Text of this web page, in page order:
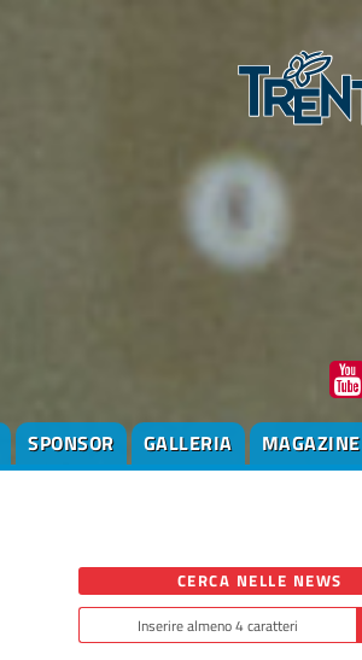
SPONSOR GALLERIA MAGAZINE
CERCA NELLE NEWS